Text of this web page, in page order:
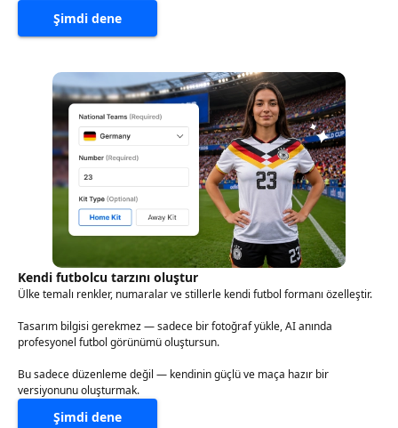
Şimdi dene
Kendi futbolcu tarzını oluştur
Ülke temalı renkler, numaralar ve stillerle kendi futbol formanı özelleştir.
Tasarım bilgisi gerekmez — sadece bir fotoğraf yükle, AI anında
profesyonel futbol görünümü oluştursun.
Bu sadece düzenleme değil — kendinin güçlü ve maça hazır bir
versiyonunu oluşturmak.
Şimdi dene